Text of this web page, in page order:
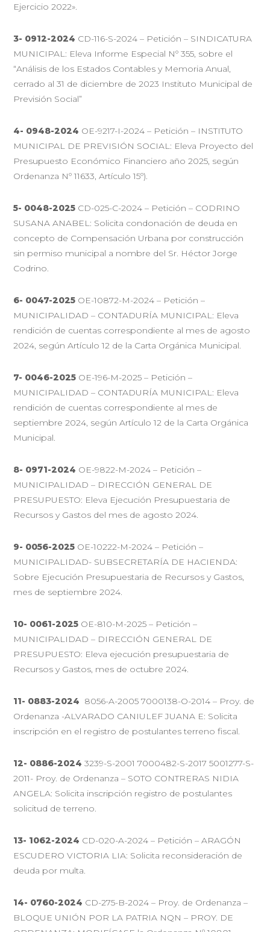
Ejercicio 2022».
3- 0912-2024 CD-116-S-2024 – Petición – SINDICATURA
MUNICIPAL: Eleva Informe Especial Nº 355, sobre el
“Análisis de los Estados Contables y Memoria Anual,
cerrado al 31 de diciembre de 2023 Instituto Municipal de
Previsión Social”
4- 0948-2024 OE-9217-I-2024 – Petición – INSTITUTO
MUNICIPAL DE PREVISIÓN SOCIAL: Eleva Proyecto del
Presupuesto Económico Financiero año 2025, según
Ordenanza Nº 11633, Artículo 15º).
5- 0048-2025 CD-025-C-2024 – Petición – CODRINO
SUSANA ANABEL: Solicita condonación de deuda en
concepto de Compensación Urbana por construcción
sin permiso municipal a nombre del Sr. Héctor Jorge
Codrino.
6- 0047-2025 OE-10872-M-2024 – Petición –
MUNICIPALIDAD – CONTADURÍA MUNICIPAL: Eleva
rendición de cuentas correspondiente al mes de agosto
2024, según Artículo 12 de la Carta Orgánica Municipal.
7- 0046-2025 OE-196-M-2025 – Petición –
MUNICIPALIDAD – CONTADURÍA MUNICIPAL: Eleva
rendición de cuentas correspondiente al mes de
septiembre 2024, según Artículo 12 de la Carta Orgánica
Municipal.
8- 0971-2024 OE-9822-M-2024 – Petición –
MUNICIPALIDAD – DIRECCIÓN GENERAL DE
PRESUPUESTO: Eleva Ejecución Presupuestaria de
Recursos y Gastos del mes de agosto 2024.
9- 0056-2025 OE-10222-M-2024 – Petición –
MUNICIPALIDAD- SUBSECRETARÍA DE HACIENDA:
Sobre Ejecución Presupuestaria de Recursos y Gastos,
mes de septiembre 2024.
10- 0061-2025 OE-810-M-2025 – Petición –
MUNICIPALIDAD – DIRECCIÓN GENERAL DE
PRESUPUESTO: Eleva ejecución presupuestaria de
Recursos y Gastos, mes de octubre 2024.
11- 0883-2024 8056-A-2005 7000138-O-2014 – Proy. de
Ordenanza -ALVARADO CANIULEF JUANA E: Solicita
inscripción en el registro de postulantes terreno fiscal.
12- 0886-2024 3239-S-2001 7000482-S-2017 5001277-S-
2011- Proy. de Ordenanza – SOTO CONTRERAS NIDIA
ANGELA: Solicita inscripción registro de postulantes
solicitud de terreno.
13- 1062-2024 CD-020-A-2024 – Petición – ARAGÓN
ESCUDERO VICTORIA LIA: Solicita reconsideración de
deuda por multa.
14- 0760-2024 CD-275-B-2024 – Proy. de Ordenanza –
BLOQUE UNIÓN POR LA PATRIA NQN – PROY. DE